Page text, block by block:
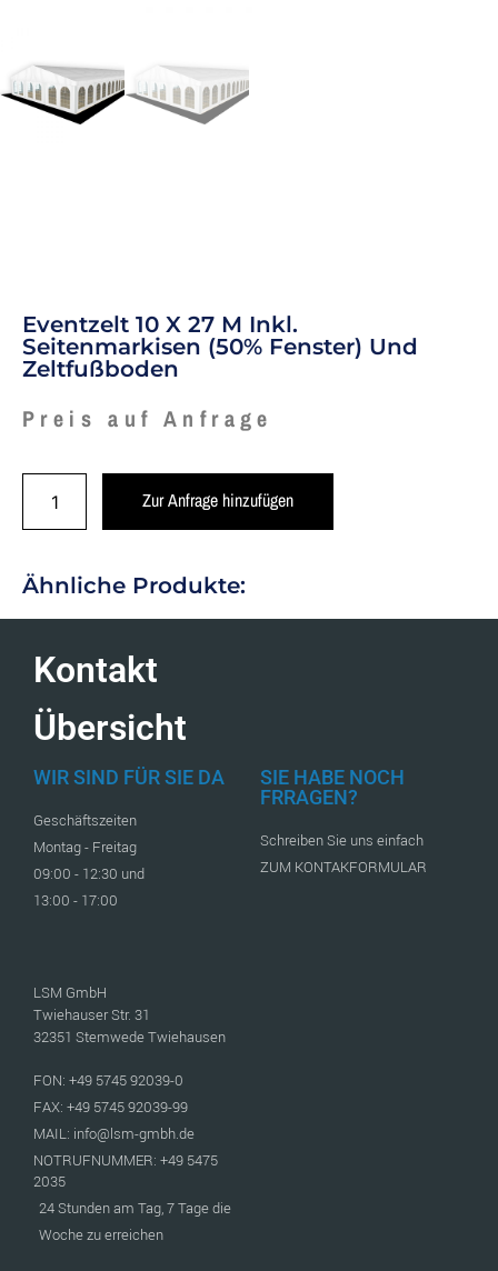
Eventzelt 10 X 27 M Inkl.
Seitenmarkisen (50% Fenster) Und
Zeltfußboden
Preis auf Anfrage
Zur Anfrage hinzufügen
Ähnliche Produkte:
Kontakt
Übersicht
WIR SIND FÜR SIE DA
Geschäftszeiten
Montag - Freitag
09:00 - 12:30 und
13:00 - 17:00
LSM GmbH
Twiehauser Str. 31
32351 Stemwede Twiehausen
FON: +49 5745 92039-0
FAX: +49 5745 92039-99
MAIL: info@lsm-gmbh.de
NOTRUFNUMMER: +49 5475
2035
24 Stunden am Tag, 7 Tage die
Woche zu erreichen
SIE HABE NOCH
FRRAGEN?
Schreiben Sie uns einfach
ZUM KONTAKFORMULAR